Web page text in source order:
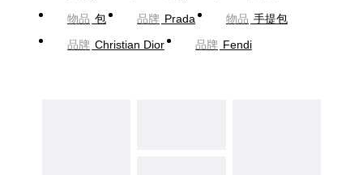
物品 包 品牌 Prada 物品 手提包
品牌 Christian Dior 品牌 Fendi